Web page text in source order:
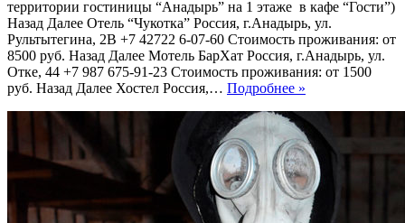
территории гостиницы “Анадырь” на 1 этаже в кафе “Гости”)
Назад Далее Отель “Чукотка” Россия, г.Анадырь, ул.
Рультытегина, 2В +7 42722 6-07-60 Стоимость проживания: от
8500 руб. Назад Далее Мотель БарХат Россия, г.Анадырь, ул.
Отке, 44 +7 987 675-91-23 Стоимость проживания: от 1500
руб. Назад Далее Хостел Россия,… Подробнее »